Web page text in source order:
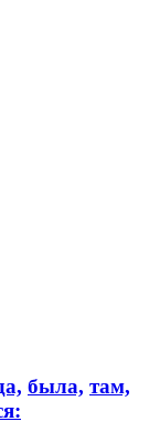
была, там,